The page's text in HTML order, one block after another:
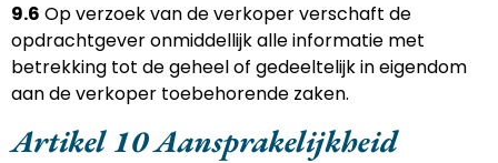
9.6 Op verzoek van de verkoper verschaft de
opdrachtgever onmiddellijk alle informatie met
betrekking tot de geheel of gedeeltelijk in eigendom
aan de verkoper toebehorende zaken.
Artikel 10 Aansprakelijkheid